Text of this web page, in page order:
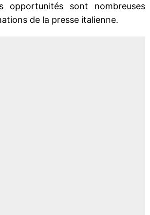
opportunités sont nombreuses
de la presse italienne.